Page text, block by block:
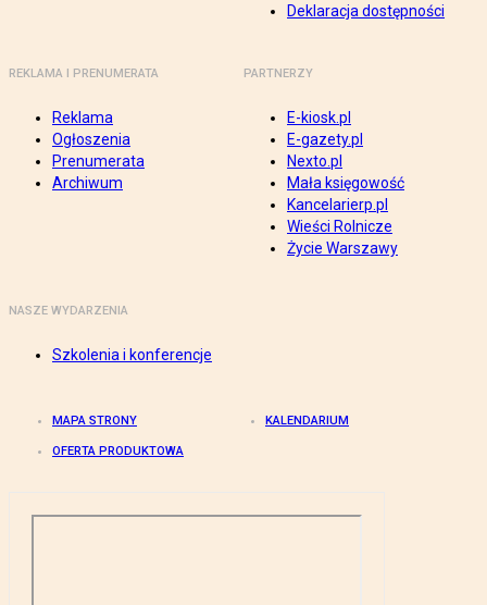
Deklaracja dostępności
REKLAMA I PRENUMERATA
Reklama
Ogłoszenia
Prenumerata
Archiwum
PARTNERZY
E-kiosk.pl
E-gazety.pl
Nexto.pl
Mała księgowość
Kancelarierp.pl
Wieści Rolnicze
Życie Warszawy
NASZE WYDARZENIA
Szkolenia i konferencje
MAPA STRONY KALENDARIUM
OFERTA PRODUKTOWA